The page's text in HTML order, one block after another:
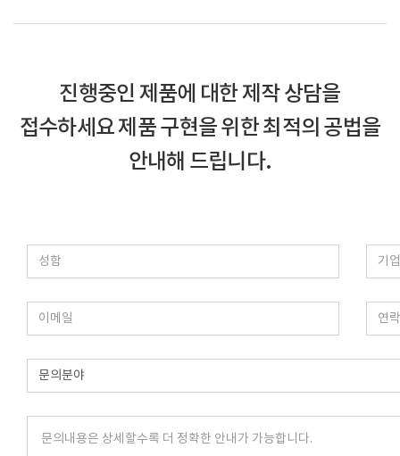
진행중인 제품에 대한 제작 상담을
접수하세요제품 구현을 위한 최적의 공법을
안내해 드립니다.